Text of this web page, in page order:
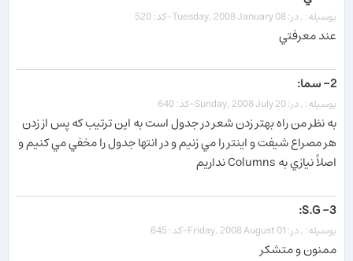
بوسیله: , در: Tuesday, 2008 January 08-کد: 520
عند معرفتي
2- سما:
بوسیله: , در: Sunday, 2008 July 20-کد: 640
به نظر من راه بهتر زدن شعر در جدول است به اين ترتيب كه پس از زدن
هر مصراع شيفت و اينتر را مي زنيم و در انتها جدول را مخفي مي كنيم و
اصلاً نيازي به Columns نداريم
3- S.G:
بوسیله: , در: Friday, 2008 August 01-کد: 645
ممنون و متشكر